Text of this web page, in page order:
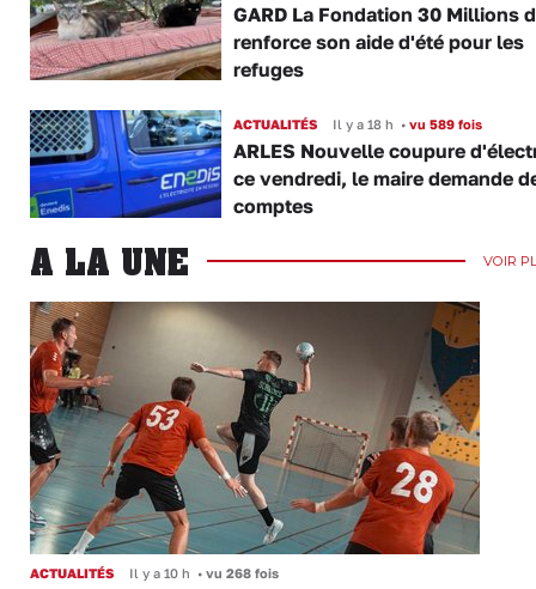
GARD La Fondation 30 Millions
renforce son aide d'été pour les
refuges
ACTUALITÉS Il y a 18 h •vu 589 fois
ARLES Nouvelle coupure
ce vendredi, le maire demande
comptes
A LA UNE VOIR
ACTUALITÉS Il y a 10 h • vu 268 fois